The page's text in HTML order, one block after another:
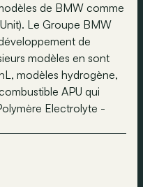
de BMW comme
Le Groupe BMW
de
modèles en sont
modèles hydrogène,
APU qui
Electrolyte -